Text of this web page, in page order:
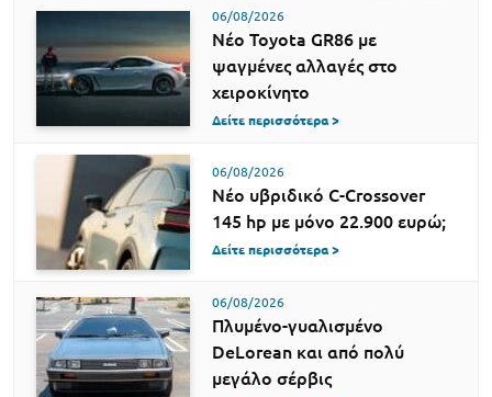
06/08/2026
Νέο Toyota GR86 με
ψαγμένες αλλαγές στο
χειροκίνητο
Δείτε περισσότερα >
06/08/2026
Νέο υβριδικό C-Crossover
145 hp με μόνο 22.900 ευρώ;
Δείτε περισσότερα >
06/08/2026
Πλυμένο-γυαλισμένο
DeLorean και από πολύ
μεγάλο σέρβις